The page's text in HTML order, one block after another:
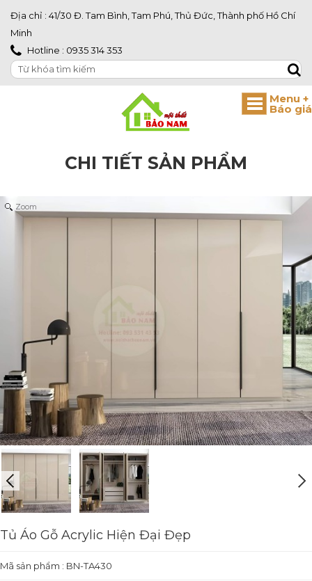
Địa chỉ : 41/30 Đ. Tam Bình, Tam Phú, Thủ Đức, Thành phố Hồ Chí
Minh
Hotline : 0935 314 353
CHI TIẾT SẢN PHẨM
Zoom
Tủ Áo Gỗ Acrylic Hiện Đại Đẹp
Mã sản phẩm : BN-TA430